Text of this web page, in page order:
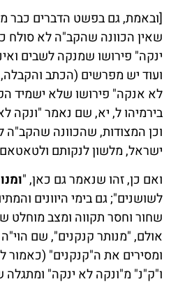
[ובאמת, גם בפשט הדברים כבר
שאין הכוונה שהקב"ה לא סולח
ינקה" פירושו שמנקה לשבים
ועוד יש מפרשים (הכתב
לא אנקה" פירושו שלא ישמיד
בירמיהו ל, יא, שם נאמר "ונקה
וכן המצודות, שהכוונה
ישראל, מלשון לנקותם
ואם כן, זהו שנאמר גם כאן, "
לשושנים"; גם בימי היוונים
שחור וחסר תקווה ומצב מוחלט
אולם, "מנותר קנקנים", שם
ומסירים את ה"קנקנים" (כאמור
ו"ק"נ" מ"ונקה לא ינקה"